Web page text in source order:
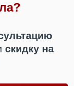
скидку на